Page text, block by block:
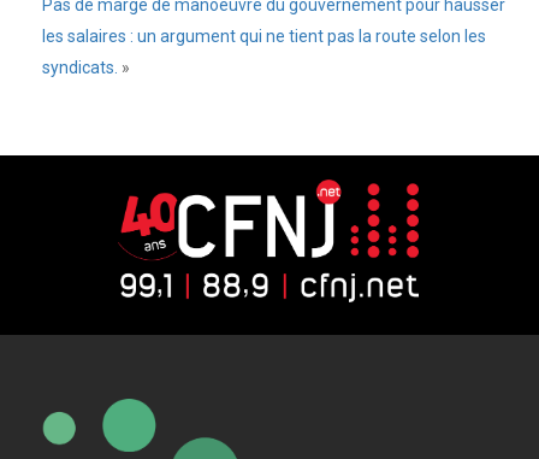
Pas de marge de manoeuvre du gouvernement pour hausser
les salaires : un argument qui ne tient pas la route selon les
syndicats. »